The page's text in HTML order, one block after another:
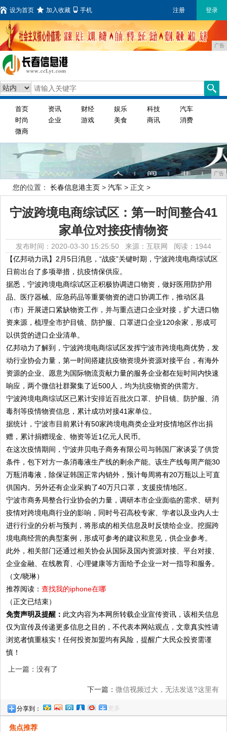
设为首页 加入收藏 手机 注册 登录
广告
首页 资讯 财经 娱乐 科技
汽车
时尚
企业 游戏 美食 商讯
消费
微商
广告
您的位置： 长春信息港主页 > 汽车 > 正文 >
宁波跨境电商综试区：第一时间整合41
家单位对接疫情物资
发布时间：2020-03-30 15:25:50 来源：互联网 阅读：1944
【亿邦动力讯】2月5日消息，“战疫”关键时期，宁波跨境电商综试区
日前出台了多项举措，抗疫情保供应。
据悉，宁波跨境电商综试区正积极协调进口物资，做好医用防护用
品、医疗器械、应急药品等重要物资的进口协调工作，推动区县
（市）开展进口紧缺物资工作，并与重点进口企业对接，扩大进口物
资来源，梳理全市护目镜、防护服、口罩进口企业120余家，形成可
以供货的进口企业清单。
亿邦动力了解到，宁波跨境电商综试区发挥宁波市跨境电商优势，发
动行业协会力量，第一时间搭建抗疫物资境外资源对接平台，有海外
资源的企业、愿意为国际物流贡献力量的服务企业都在短时间内快速
响应，两个微信社群聚集了近500人，均为抗疫物资的供需方。
宁波跨境电商综试区已累计安排近百批次口罩、护目镜、防护服、消
毒剂等疫情物资信息，累计成功对接41家单位。
据统计，宁波市目前累计有50家跨境电商类企业对疫情地区作出捐
赠，累计捐赠现金、物资等近1亿元人民币。
在这次疫情期间，宁波井贝电子商务有限公司与韩国厂家谈妥了供货
条件，包下对方一条消毒液生产线的剩余产能。该生产线每周产能30
万瓶消毒液，除保证韩国正常内销外，预计每周将有20万瓶以上可直
供国内。另外还有企业采购了40万只口罩，支援疫情地区。
宁波市商务局整合行业协会的力量，调研本市企业面临的需求、研判
疫情对跨境电商行业的影响，同时号召高校专家、学者以及业内人士
进行行业的分析与预判，将形成的相关信息及时反馈给企业。挖掘跨
境电商经营的典型案例，形成可参考的建议和意见，供企业参考。
此外，相关部门还通过相关协会从国际及国内资源对接、平台对接、
企业金融、在线教育、心理健康等方面给予企业一对一指导和服务。
（文/晓琳）
推荐阅读：查找我的iphone在哪
（正文已结束）
免责声明及提醒： 此文内容为本网所转载企业宣传资讯，该相关信息
仅为宣传及传递更多信息之目的，不代表本网站观点，文章真实性请
浏览者慎重核实！任何投资加盟均有风险，提醒广大民众投资需谨
慎！
上一篇：没有了
下一篇： 微信视频过大，无法发送?这里有
分享到： 更多
焦点推荐